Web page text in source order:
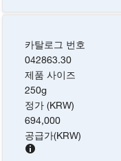
카탈로그 번호
042863.30
제품 사이즈
250g
정가 (KRW)
694,000
공급가(KRW)